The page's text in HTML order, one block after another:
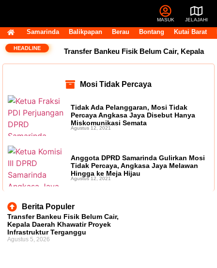
MASUK JELAJAHI
Samarinda Balikpapan Berau Bontang Kutai Barat
HEADLINE Transfer Bankeu Fisik Belum Cair, Kepala
Terganggu 14 Jabatan Strategis Pemprov
Kaltim Masih Kosong, BKD Pastikan Dilakukan
Objektif dan Terukur
Pagi Tembus Rp10 Miliar per Tahun, Pemkot
Samarinda Tegaskan Retribusi untuk Menjaga
Perjuangan Tambahan TKD Harus Ditopang
Kajian Akademik, Bukan Sekadar Kesepakatan
Mosi Tidak Percaya
Tidak Ada Pelanggaran, Mosi Tidak
Percaya Angkasa Jaya Disebut Hanya
Miskomunikasi Semata
Agustus 12, 2021
Anggota DPRD Samarinda Gulirkan Mosi
Tidak Percaya, Angkasa Jaya Melawan
Hingga ke Meja Hijau
Agustus 12, 2021
Berita Populer
Transfer Bankeu Fisik Belum Cair,
Kepala Daerah Khawatir Proyek
Infrastruktur Terganggu
Agustus 5, 2026